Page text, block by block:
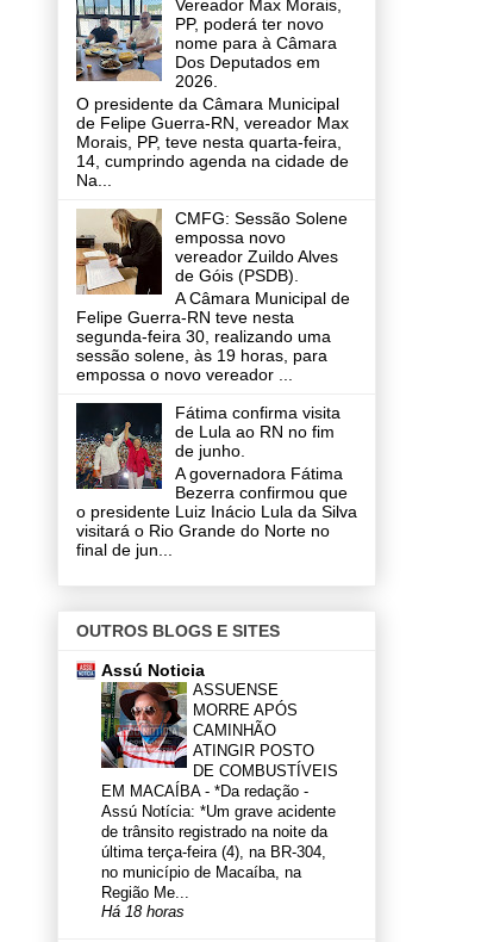
Vereador Max Morais,
PP, poderá ter novo
nome para à Câmara
Dos Deputados em
2026.
O presidente da Câmara Municipal
de Felipe Guerra-RN, vereador Max
Morais, PP, teve nesta quarta-feira,
14, cumprindo agenda na cidade de
Na...
CMFG: Sessão Solene
empossa novo
vereador Zuildo Alves
de Góis (PSDB).
A Câmara Municipal de
Felipe Guerra-RN teve nesta
segunda-feira 30, realizando uma
sessão solene, às 19 horas, para
empossa o novo vereador ...
Fátima confirma visita
de Lula ao RN no fim
de junho.
A governadora Fátima
Bezerra confirmou que
o presidente Luiz Inácio Lula da Silva
visitará o Rio Grande do Norte no
final de jun...
OUTROS BLOGS E SITES
Assú Noticia
ASSUENSE
MORRE APÓS
CAMINHÃO
ATINGIR POSTO
DE COMBUSTÍVEIS
EM MACAÍBA - *Da redação -
Assú Notícia: *Um grave acidente
de trânsito registrado na noite da
última terça-feira (4), na BR-304,
no município de Macaíba, na
Região Me...
Há 18 horas